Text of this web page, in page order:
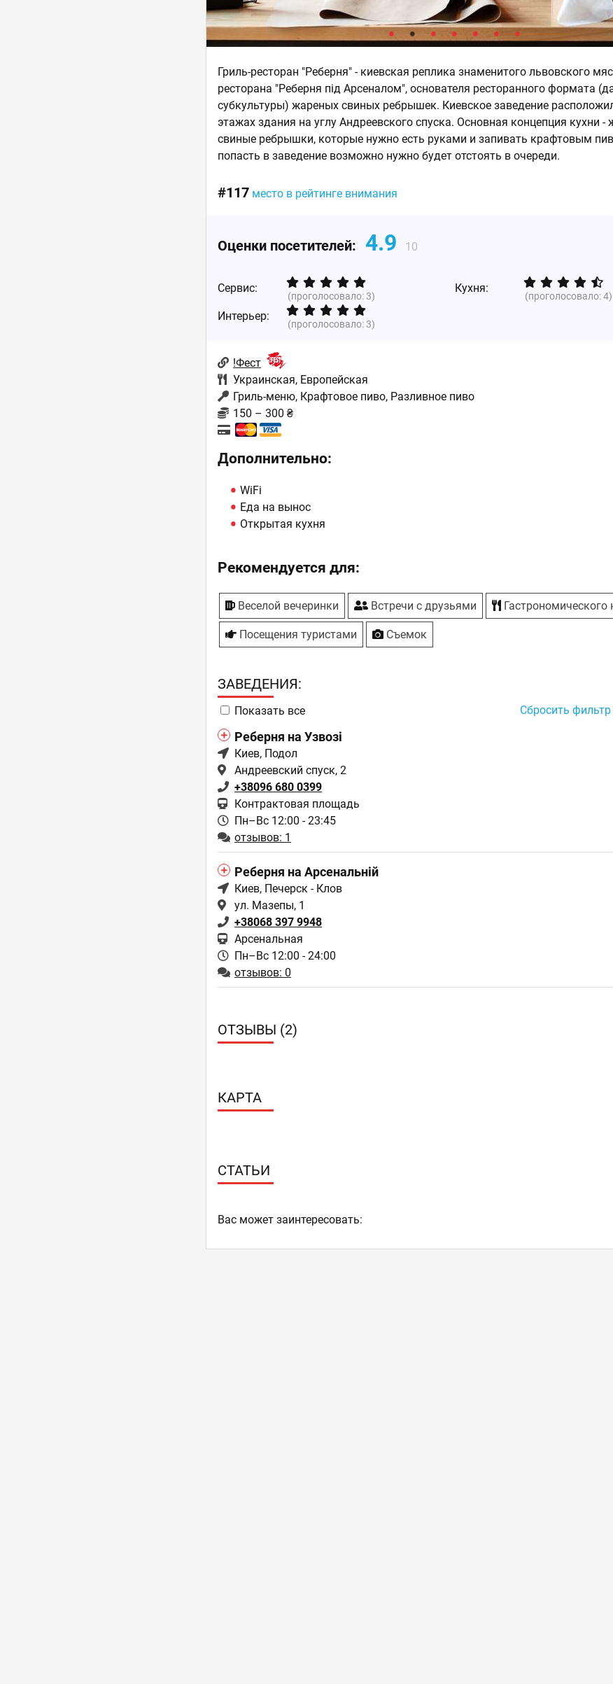
Гриль-ресторан "Реберня" - киевская реплика знаменитого львовского
ресторана "Реберня під Арсеналом", основателя ресторанного формата
субкультуры) жареных свиных ребрышек. Киевское заведение
этажах здания на углу Андреевского спуска. Основная концепция кухни -
свиные ребрышки, которые нужно есть руками и запивать крафтовым
попасть в заведение возможно нужно будет отстоять в очереди.
#117 место в рейтинге внимания
Оценки посетителей: 4.9 10
Сервис:
(проголосовало:3)
Кухня:
(проголосовало:4)
Интерьер:
(проголосовало:3)
!Фест
Украинская, Европейская
Гриль-меню, Крафтовое пиво, Разливное пиво
150 – 300 ₴
Дополнительно:
WiFi
Еда на вынос
Открытая кухня
Рекомендуется для:
Веселой вечеринки Встречи с друзьями
Посещения туристами Съемок
ЗAВЕДЕНИЯ:
Показать все Сбросить
Реберня на Узвозі
Киев, Подол
Андреевский спуск, 2
+38096 680 0399
Контрактовая площадь
Пн–Вс 12:00 - 23:45
отзывов: 1
Реберня на Арсенальній
Киев, Печерск - Клов
ул. Мазепы, 1
+38068 397 9948
Арсенальная
Пн–Вс 12:00 - 24:00
отзывов: 0
ОТЗЫВЫ (2)
КАРТА
СТАТЬИ
Ваc может заинтересовать: